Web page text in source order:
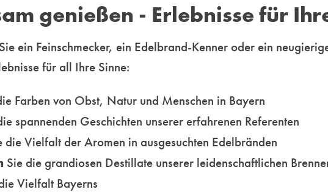
genießen - Erlebnisse für
ein Feinschmecker, ein Edelbrand-Kenner oder ein
für all Ihre Sinne:
Farben von Obst, Natur und Menschen in Bayern
spannenden Geschichten unserer erfahrenen Referenten
die Vielfalt der Aromen in ausgesuchten Edelbränden
Sie die grandiosen Destillate unserer leidenschaftlichen
Vielfalt Bayerns